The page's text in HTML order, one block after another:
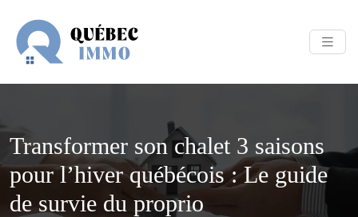
Transformer son chalet 3 saisons
pour l’hiver québécois : Le guide
de survie du proprio